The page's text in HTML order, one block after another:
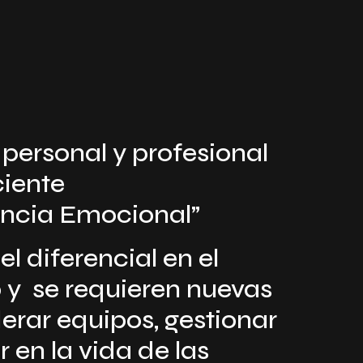
y profesional
Emocional”
diferencial en el
se requieren nuevas
equipos, gestionar
en la vida de las